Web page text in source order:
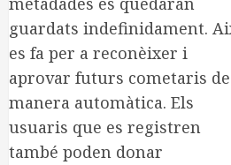
guardats indefinidament.
es fa per a reconèixer i
aprovar futurs cometaris de
manera automàtica. Els
usuaris que es registren
també poden donar